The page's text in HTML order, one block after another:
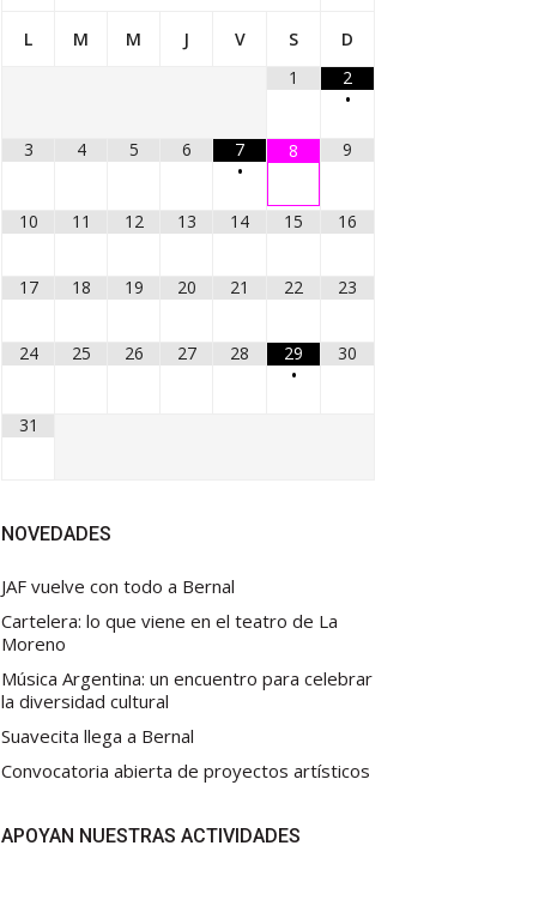
L M M J V S
D
1
2
•
3 4 5 6
7
•
8 9
10 11 12 13 14 15 16
17 18 19 20 21 22 23
24 25 26 27 28
29
•
30
31
NOVEDADES
JAF vuelve con todo a Bernal
Cartelera: lo que viene en el teatro de La
Moreno
Música Argentina: un encuentro para celebrar
la diversidad cultural
Suavecita llega a Bernal
Convocatoria abierta de proyectos artísticos
APOYAN NUESTRAS ACTIVIDADES